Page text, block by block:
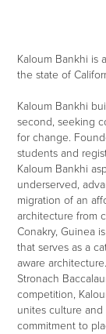
Kaloum Bankhi is
the state of
Kaloum Bankhi
second, seeking
for change.
students and
Kaloum Bankhi
underserved,
migration of an
architecture from
Conakry, Guinea
that serves as a
aware
Stronach
competition,
unites culture
commitment to